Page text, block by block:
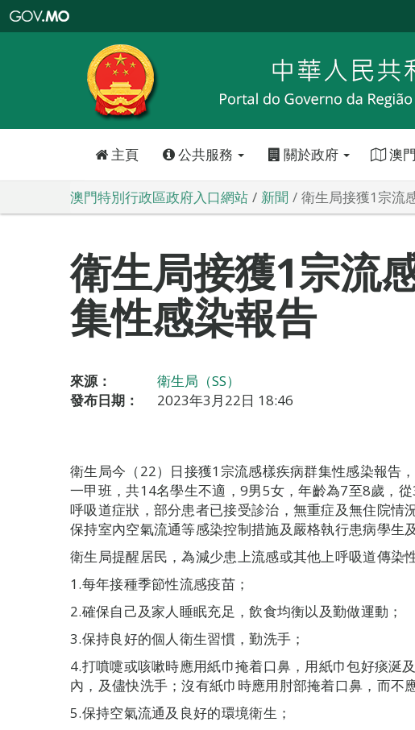
特
政
區
政
口
主頁 公共服務 關於政府 澳
澳門特別行政區政府入口網站 新聞 衛生局接獲1宗流
衛生局接獲1宗流
集性感染報告
來源：
衛生局（SS）
發布日期：
2023年3月22日 18:46
衛生局今（22）日接獲1宗流感樣疾病群集性感染報告
一甲班，共14名學生不適，9男5女，年齡為7至8歲，
呼吸道症狀，部分患者已接受診治，無重症及無住院情
保持室內空氣流通等感染控制措施及嚴格執行患病學生
衛生局提醒居民，為減少患上流感或其他上呼吸道傳染
1.每年接種季節性流感疫苗；
2.確保自己及家人睡眠充足，飲食均衡以及勤做運動；
3.保持良好的個人衛生習慣，勤洗手；
4.打噴嚏或咳嗽時應用紙巾掩着口鼻，用紙巾包好痰涎
內，及儘快洗手；沒有紙巾時應用肘部掩着口鼻，而不
5.保持空氣流通及良好的環境衛生；